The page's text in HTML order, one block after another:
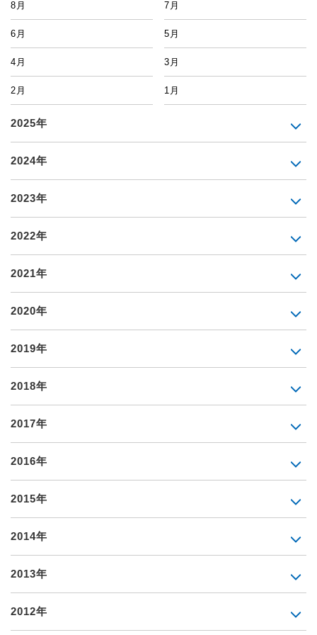
8月 7月
6月 5月
4月 3月
2月 1月
2025年
2024年
2023年
2022年
2021年
2020年
2019年
2018年
2017年
2016年
2015年
2014年
2013年
2012年